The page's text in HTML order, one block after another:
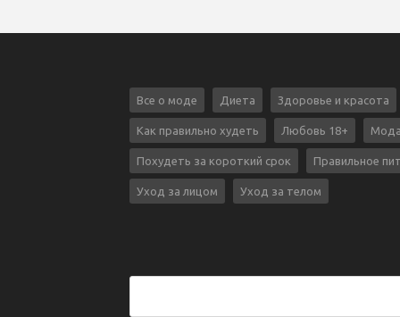
Все о моде Диета Здоровье и красота
Как правильно худеть Любовь 18+
Похудеть за короткий срок Правильное
Уход за лицом Уход за телом